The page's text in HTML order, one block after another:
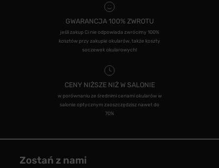
GWARANCJA 100% ZWROTU
jeśli zakup Ci nie odpowiada zwrócimy 100%
kosztów przy zakupie okularów, także koszty
soczewek okularowych!
CENY NIŻSZE NIŻ W SALONIE
w porównaniu ze średnimi cenami okularów w
salonie optycznym zaoszczędzisz nawet do
70%
Zostań z nami